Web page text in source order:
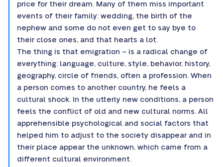
price for their dream. Many of them miss important
events of their family: wedding, the birth of the
nephew and some do not even get to say bye to
their close ones, and that hearts a lot.
The thing is that emigration – is a radical change of
everything: language, culture, style, behavior, history,
geography, circle of friends, often a profession. When
a person comes to another country, he feels a
cultural shock. In the utterly new conditions, a person
feels the conflict of old and new cultural norms. All
apprehensible psychological and social factors that
helped him to adjust to the society disappear and in
their place appear the unknown, which came from a
different cultural environment.